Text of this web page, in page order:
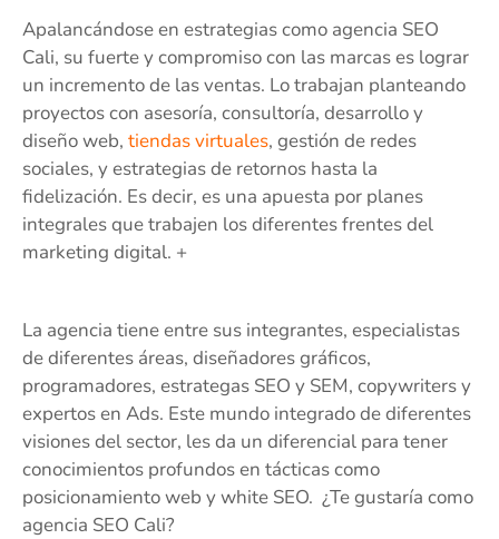
Apalancándose en estrategias como agencia SEO
Cali, su fuerte y compromiso con las marcas es lograr
un incremento de las ventas. Lo trabajan planteando
proyectos con asesoría, consultoría, desarrollo y
diseño web, tiendas virtuales, gestión de redes
sociales, y estrategias de retornos hasta la
fidelización. Es decir, es una apuesta por planes
integrales que trabajen los diferentes frentes del
marketing digital. +
La agencia tiene entre sus integrantes, especialistas
de diferentes áreas, diseñadores gráficos,
programadores, estrategas SEO y SEM, copywriters y
expertos en Ads. Este mundo integrado de diferentes
visiones del sector, les da un diferencial para tener
conocimientos profundos en tácticas como
posicionamiento web y white SEO. ¿Te gustaría como
agencia SEO Cali?